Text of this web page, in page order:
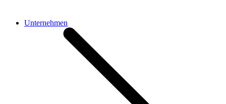
Unternehmen